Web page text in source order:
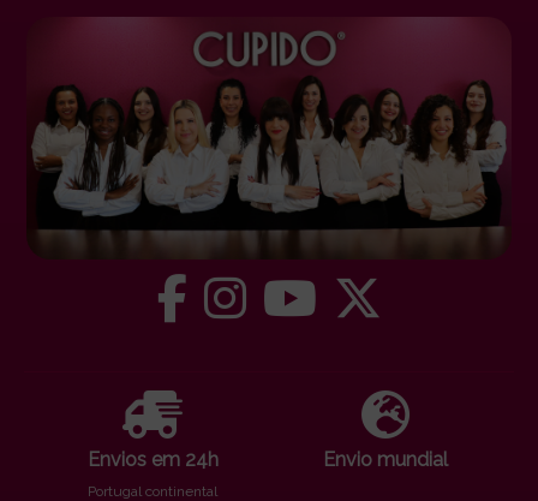
Envios em 24h
Portugal continental
Envio mundial